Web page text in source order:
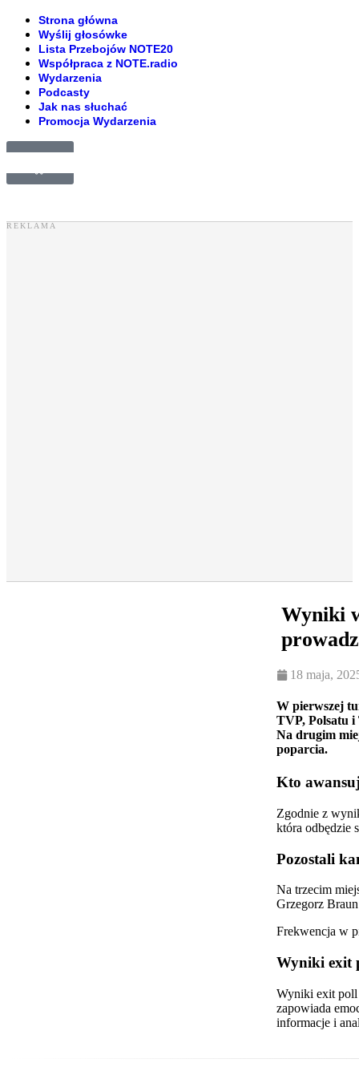
Strona główna
Wyślij głosówke
Lista Przebojów NOTE20
Współpraca z NOTE.radio
Wydarzenia
Podcasty
Jak nas słuchać
Promocja Wydarzenia
£0.00
Wyniki
18 maja,
W pierwszej
TVP, Polsatu
Na drugim
poparcia.
Kto
Zgodnie z
która odbędzie
Pozostali
Na trzecim
Grzegorz
Frekwencja w
Wyniki exit
Wyniki exit poll
zapowiada
informacje i